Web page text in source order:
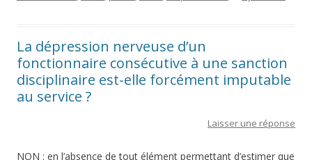
La dépression nerveuse d’un
fonctionnaire consécutive à une sanction
disciplinaire est-elle forcément imputable
au service ?
Laisser une réponse
NON : en l’absence de tout élément permettant d’estimer que